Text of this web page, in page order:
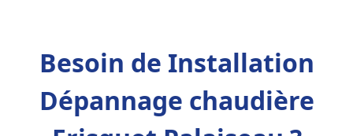
Besoin de Installation
Dépannage chaudière